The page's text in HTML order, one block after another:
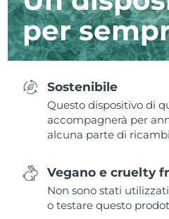
per
Sostenibile
Questo dispositivo di
accompagnerà per
alcuna parte di
Vegano e cruelty
Non sono stati
o testare questo